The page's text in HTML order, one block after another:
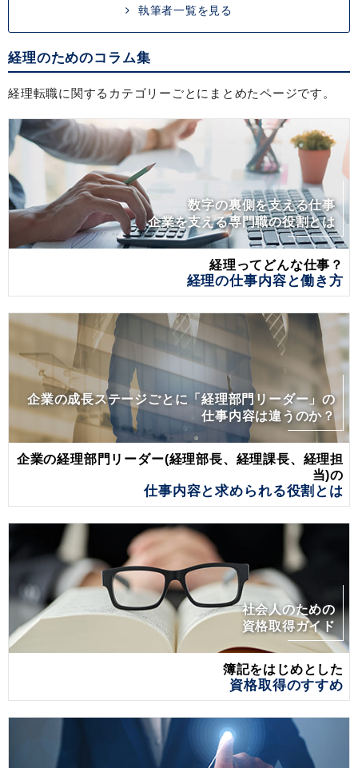
執筆者一覧を見る
経理のためのコラム集
経理転職に関するカテゴリーごとにまとめたページです。
数字の裏側を支える仕事
企業を支える専門職の役割とは
経理ってどんな仕事？
経理の仕事内容と働き方
企業の成長ステージごとに「経理部門リーダー」の
仕事内容は違うのか？
企業の経理部門リーダー(経理部長、経理課長、経理担
当)の
仕事内容と求められる役割とは
社会人のための
資格取得ガイド
簿記をはじめとした
資格取得のすすめ